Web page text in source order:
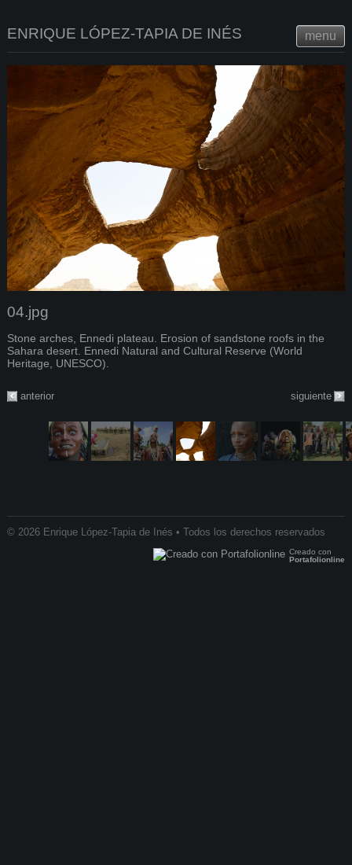
menu
ENRIQUE LÓPEZ-TAPIA DE INÉS
04.jpg
Stone arches, Ennedi plateau. Erosion of sandstone roofs in the
Sahara desert. Ennedi Natural and Cultural Reserve (World
Heritage, UNESCO).
anterior siguiente
© 2026 Enrique López-Tapia de Inés • Todos los derechos reservados
Creado con
Portafolionline